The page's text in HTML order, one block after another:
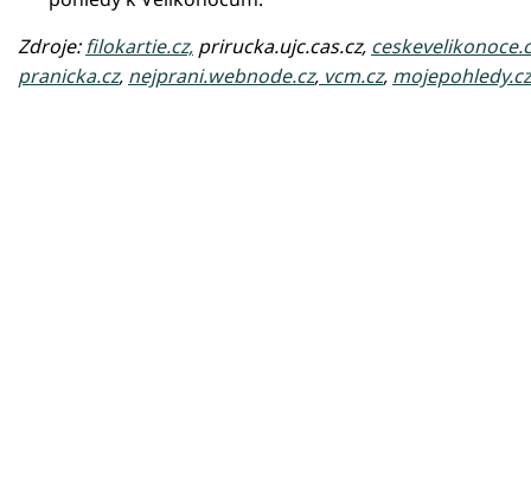
Zdroje:filokartie.cz, prirucka.ujc.cas.cz,
pranicka.cz, nejprani.webnode.cz, vcm.cz, mojepohledy.cz